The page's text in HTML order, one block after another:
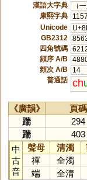
漢語大字典
（
康熙字典
1157
Unicode
GB2312
四角號碼
頻序 A/B
頻次 A/B
14
普通話 ch
《廣韻》 頁碼
踹
294
踹
403
中
古
音
聲母 清濁
禪
全濁
端
全清